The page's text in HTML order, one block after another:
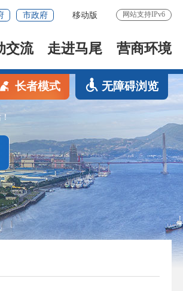
市政府 移动版 网站支持IPv6
交流 走进马尾 营商环境
长者模式 无障碍浏览